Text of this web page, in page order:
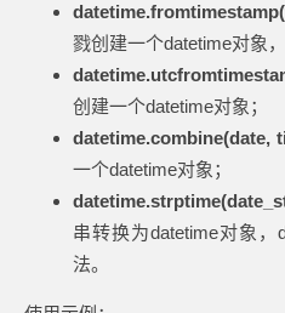
戮创建一个datetime对象
创建一个datetime对象；
datetime.combine(date,
一个datetime对象；
串转换为datetime对象
法。